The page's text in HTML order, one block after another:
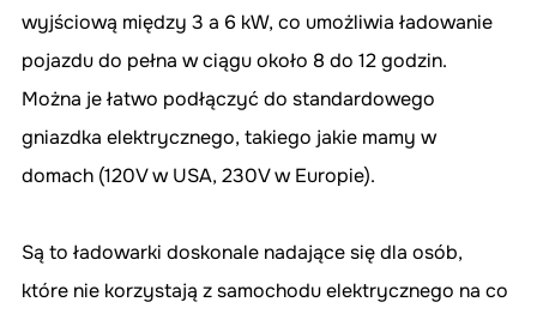
wyjściową między 3 a 6 kW, co umożliwia ładowanie
pojazdu do pełna w ciągu około 8 do 12 godzin.
Można je łatwo podłączyć do standardowego
gniazdka elektrycznego, takiego jakie mamy w
domach (120V w USA, 230V w Europie).
Są to ładowarki doskonale nadające się dla osób,
które nie korzystają z samochodu elektrycznego na co